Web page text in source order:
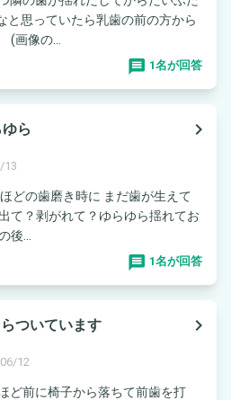
と思っていたら乳歯の前の方から
(画像の...
1名が回答
ら
navigate_next
13
どの歯磨き時に まだ歯が生えて
て？剥がれて？ゆらゆら揺れてお
怖いです この後...
1名が回答
ついています
navigate_next
12
ど前に椅子から落ちて前歯を打